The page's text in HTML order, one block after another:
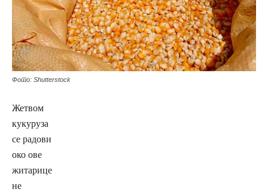
Фото: Shutterstock
Жетвом
кукуруза
се радови
око ове
житарице
не